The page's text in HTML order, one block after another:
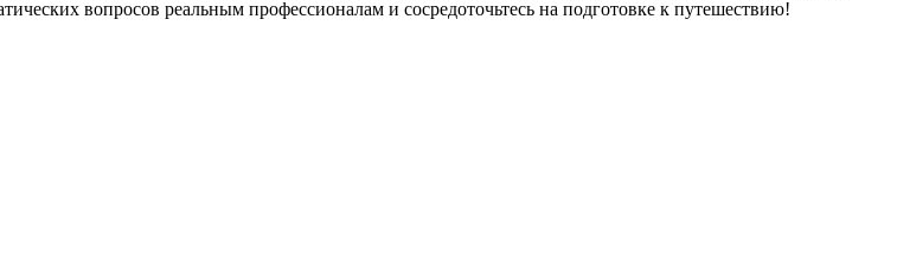
вопросов реальным профессионалам и сосредоточьтесь на подготовке к путешествию!